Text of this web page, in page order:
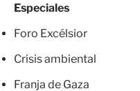
Especiales
Foro Excélsior
Crisis ambiental
Franja de Gaza